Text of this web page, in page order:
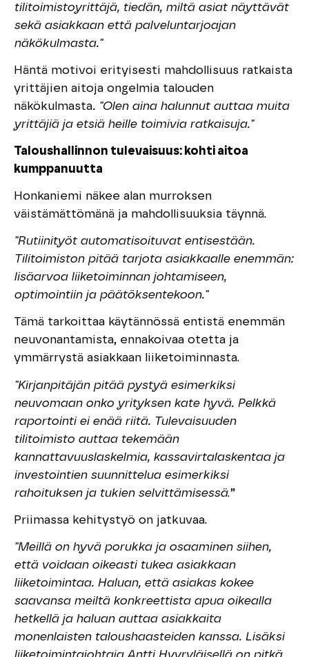
tilitoimistoyrittäjä, tiedän, miltä asiat näyttävät
sekä asiakkaan että palveluntarjoajan
näkökulmasta."
Häntä motivoi erityisesti mahdollisuus ratkaista
yrittäjien aitoja ongelmia talouden
näkökulmasta. "Olen aina halunnut auttaa muita
yrittäjiä ja etsiä heille toimivia ratkaisuja."
Taloushallinnon tulevaisuus: kohti aitoa
kumppanuutta
Honkaniemi näkee alan murroksen
väistämättömänä ja mahdollisuuksia täynnä.
"Rutiinityöt automatisoituvat entisestään.
Tilitoimiston pitää tarjota asiakkaalle enemmän:
lisäarvoa liiketoiminnan johtamiseen,
optimointiin ja päätöksentekoon."
Tämä tarkoittaa käytännössä entistä enemmän
neuvonantamista, ennakoivaa otetta ja
ymmärrystä asiakkaan liiketoiminnasta.
"Kirjanpitäjän pitää pystyä esimerkiksi
neuvomaan onko yrityksen kate hyvä. Pelkkä
raportointi ei enää riitä. Tulevaisuuden
tilitoimisto auttaa tekemään
kannattavuuslaskelmia, kassavirtalaskentaa ja
investointien suunnittelua esimerkiksi
rahoituksen ja tukien selvittämisessä.”
Priimassa kehitystyö on jatkuvaa.
"Meillä on hyvä porukka ja osaaminen siihen,
että voidaan oikeasti tukea asiakkaan
liiketoimintaa. Haluan, että asiakas kokee
saavansa meiltä konkreettista apua oikealla
hetkellä ja haluan auttaa asiakkaita
monenlaisten taloushaasteiden kanssa. Lisäksi